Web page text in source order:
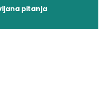
pitanja